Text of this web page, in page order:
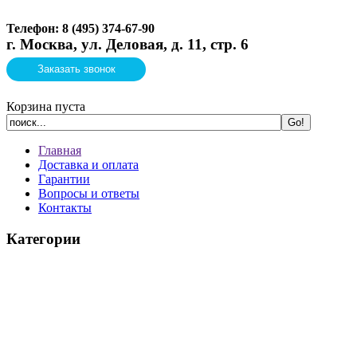
Телефон: 8 (495) 374-67-90
г. Москва, ул. Деловая, д. 11, стр. 6
Заказать звонок
Корзина пуста
Главная
Доставка и оплата
Гарантии
Вопросы и ответы
Контакты
Категории